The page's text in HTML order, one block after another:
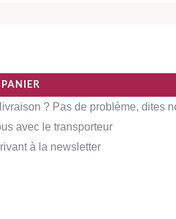
? Pas de problème, dites
avec le transporteur
à la newsletter